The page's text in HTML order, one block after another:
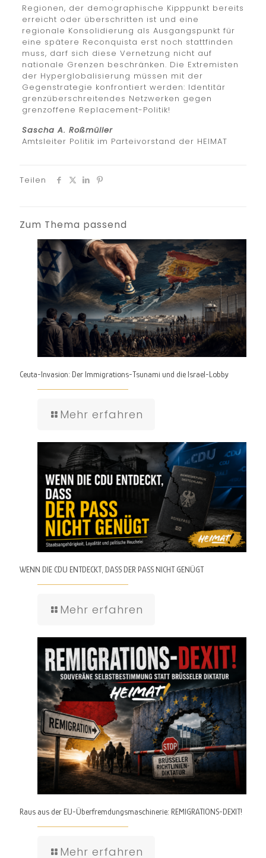
Regionen, der demographische Kipppunkt bereits
erreicht oder überschritten ist und eine
regionale Konsolidierung als Ausgangspunkt für
eine spätere Reconquista erst noch stattfinden
muss, darf sich diese Vernetzung nicht auf
nationale Grenzen beschränken. Die Extremisten
der Hyperglobalisierung müssen mit der
Gegenstrategie konfrontiert werden: Identitär
grenzüberschreitendes Netzwerken gegen
grenzoffene Replacement-Politik!
Sascha A. Roßmüller
Amtsleiter Politik im Parteivorstand der HEIMAT
Teilen
Zum Thema passend
Ceuta-Invasion: Der Immigrations-Tsunami und die Israel-Lobby
Mehr erfahren
WENN DIE CDU ENTDECKT, DASS DER PASS NICHT GENÜGT
Mehr erfahren
Raus aus der EU-Überfremdungsmaschinerie: REMIGRATIONS-DEXIT!
Mehr erfahren